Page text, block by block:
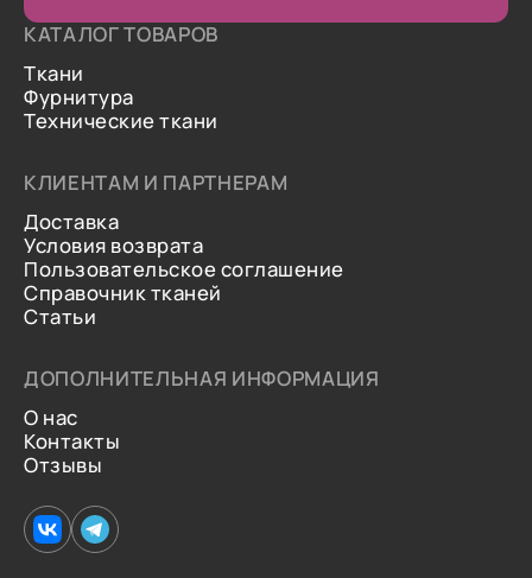
КАТАЛОГ ТОВАРОВ
Ткани
Фурнитура
Технические ткани
КЛИЕНТАМ И ПАРТНЕРАМ
Доставка
Условия возврата
Пользовательское соглашение
Справочник тканей
Статьи
ДОПОЛНИТЕЛЬНАЯ ИНФОРМАЦИЯ
О нас
Контакты
Отзывы